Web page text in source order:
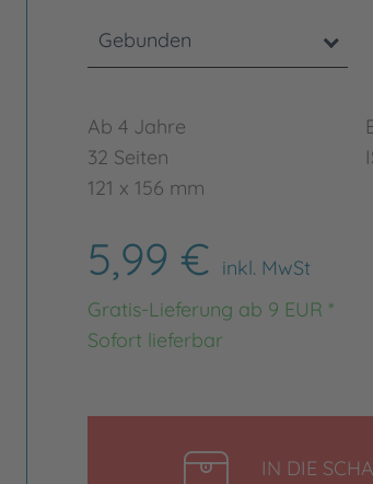
Gebunden
Ab 4 Jahre
32 Seiten
121 x 156 mm
5,99 € inkl. MwSt
Gratis-Lieferung ab 9 EUR *
Sofort lieferbar
IN DIE